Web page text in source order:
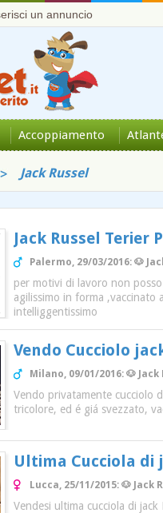
un annuncio
Accoppiamento
Jack Russel
Jack Russel Terier
Palermo, 29/03/2016: 🐶
per motivi di lavoro non
agilissimo in forma ,vaccinato
intelliggentissimo
Vendo Cucciolo
Milano, 09/01/2016: 🐶
Vendo privatamente cucciolo
tricolore, ed é giá svezzato,
Ultima Cucciola di
Lucca, 25/11/2015: 🐶
Vendesi ultima cucciola di